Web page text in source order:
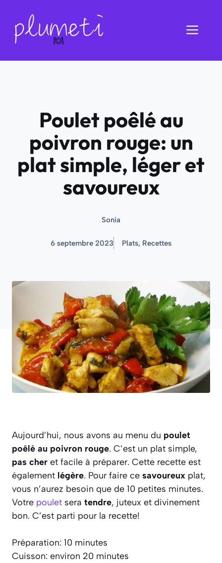
contenu
Poulet poêlé au
poivron rouge: un
plat simple, léger et
savoureux
Sonia
6 septembre 2023 Plats, Recettes
Aujourd’hui, nous avons au menu du poulet
poêlé au poivron rouge. C’est un plat simple,
pas cher et facile à préparer. Cette recette est
également légère. Pour faire ce savoureux plat,
vous n’aurez besoin que de 10 petites minutes.
Votre poulet sera tendre, juteux et divinement
bon. C’est parti pour la recette!
Préparation: 10 minutes
Cuisson: environ 20 minutes